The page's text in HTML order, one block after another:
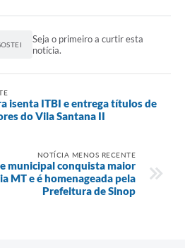
Seja o primeiro a curtir esta
notícia.
isenta ITBI e entrega títulos de
do Vila Santana II
NOTÍCIA MENOS RECENTE
municipal conquista maior
MT e é homenageada pela
Prefeitura de Sinop